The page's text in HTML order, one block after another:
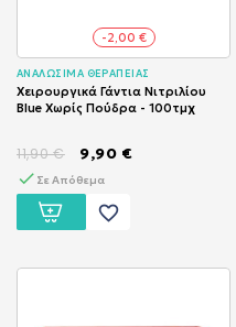
-2,00 €
ΑΝΑΛΩΣΙΜΑ ΘΕΡΑΠΕΙΑΣ
Χειρουργικά Γάντια Νιτριλίου
Blue Χωρίς Πούδρα - 100τμχ
11,90 € 9,90 €
Σε Απόθεμα
favorite_border